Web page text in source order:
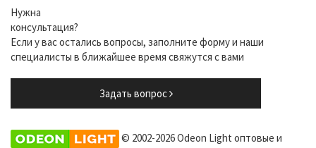
Нужна
консультация?
Если у вас остались вопросы, заполните форму и наши
специалисты в ближайшее время свяжутся с вами
Задать вопрос
© 2002-2026 Odeon Light оптовые и